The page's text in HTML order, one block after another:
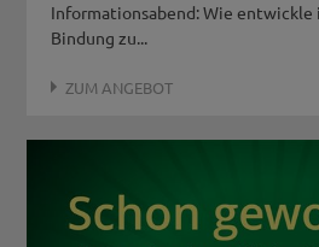
Informationsabend: Wie entwickle
Bindung zu...
ZUM ANGEBOT